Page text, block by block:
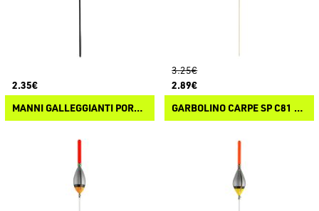
2.35€
MANNI GALLEGGIANTI PORDOI
3.25€
2.89€
GARBOLINO CARPE SP C81 - HARD SKIN